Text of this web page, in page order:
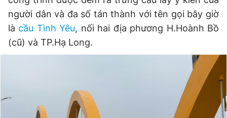
© 2003-2026 Bản quyền thuộc về Báo Thanh Niên. Cấm sao
chép dưới mọi hình thức nếu không có sự chấp thuận bằng văn
bản. Phát triển bởi ePi Technologies, JSC.
người dân và đa số tán thành với tên gọi bây giờ
là cầu Tình Yêu, nối hai địa phương H.Hoành Bồ
(cũ) và TP.Hạ Long.